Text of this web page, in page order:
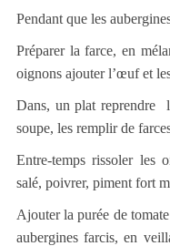
Pendant que les
Préparer la farce, en
oignons ajouter l’œuf et
Dans, un plat reprendre
soupe, les remplir de
Entre-temps rissoler les
salé, poivrer, piment fort
Ajouter la purée de
aubergines farcis, en